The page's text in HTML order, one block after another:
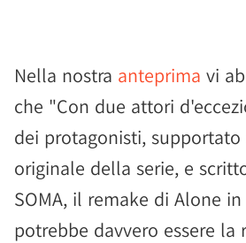
Nella nostra anteprima vi
che "Con due attori
dei protagonisti,
originale della serie, e
SOMA, il remake di Alone
potrebbe davvero essere la